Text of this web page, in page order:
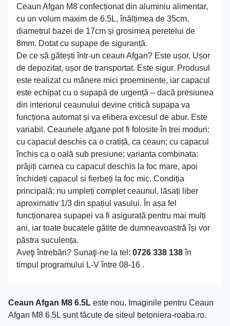
Ceaun Afgan M8 confecționat din aluminiu alimentar,
cu un volum maxim de 6.5L, înălțimea de 35cm,
diametrul bazei de 17cm și grosimea peretelui de
8mm. Dotat cu supape de siguranță.
De ce să gătești într-un ceaun Afgan? Este ușor. Ușor
de depozitat, ușor de transportat. Este sigur. Produsul
este realizat cu mânere mici proeminente, iar capacul
este echipat cu o supapă de urgență – dacă presiunea
din interiorul ceaunului devine critică supapa va
funcționa automat și va elibera excesul de abur. Este
variabil. Ceaunele afgane pot fi folosite în trei moduri:
cu capacul deschis ca o cratiță, ca ceaun; cu capacul
închis ca o oală sub presiune; varianta combinata:
prăjiți carnea cu capacul deschis la foc mare, apoi
închideți capacul si fierbeți la foc mic. Condiția
principală: nu umpleți complet ceaunul, lăsați liber
aproximativ 1/3 din spațiul vasului. În așa fel
funcționarea supapei va fi asigurată pentru mai mulți
ani, iar toate bucatele gătite de dumneavoastră își vor
păstra suculența.
Aveţi întrebări? Sunaţi-ne la tel: 0726 338 138în
timpul programului L-V între 08-16 .
Ceaun Afgan M8 6.5L este nou. Imaginile pentru Ceaun
Afgan M8 6.5L sunt făcute de siteul betoniera-roaba.ro.